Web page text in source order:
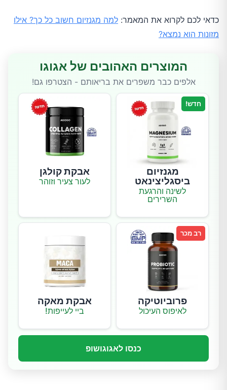
כדאי לכם לקרוא את המאמר: למה מגנזיום חשוב כל כך? אילו
מזונות הוא נמצא?
המוצרים האהובים של אגוגו
אלפים כבר משפרים את בריאותם - הצטרפו גם!
חדש!
מגנזיום
ביסגליצינאט
לשינה והרגעת
השרירים
אבקת קולגן
לעור צעיר וזוהר
רב מכר
פרוביוטיקה
לאיפוס העיכול
אבקת מאקה
ביי לעייפות!
כנסו לאגוגושופ